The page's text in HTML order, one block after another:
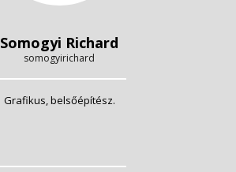
Somogyi Richard
somogyirichard
Grafikus, belsőépítész.